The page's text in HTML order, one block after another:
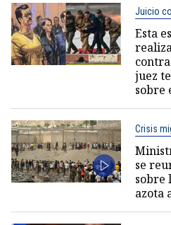
Juicio
Esta
juez
sobre
Crisis
se
sobre
azota